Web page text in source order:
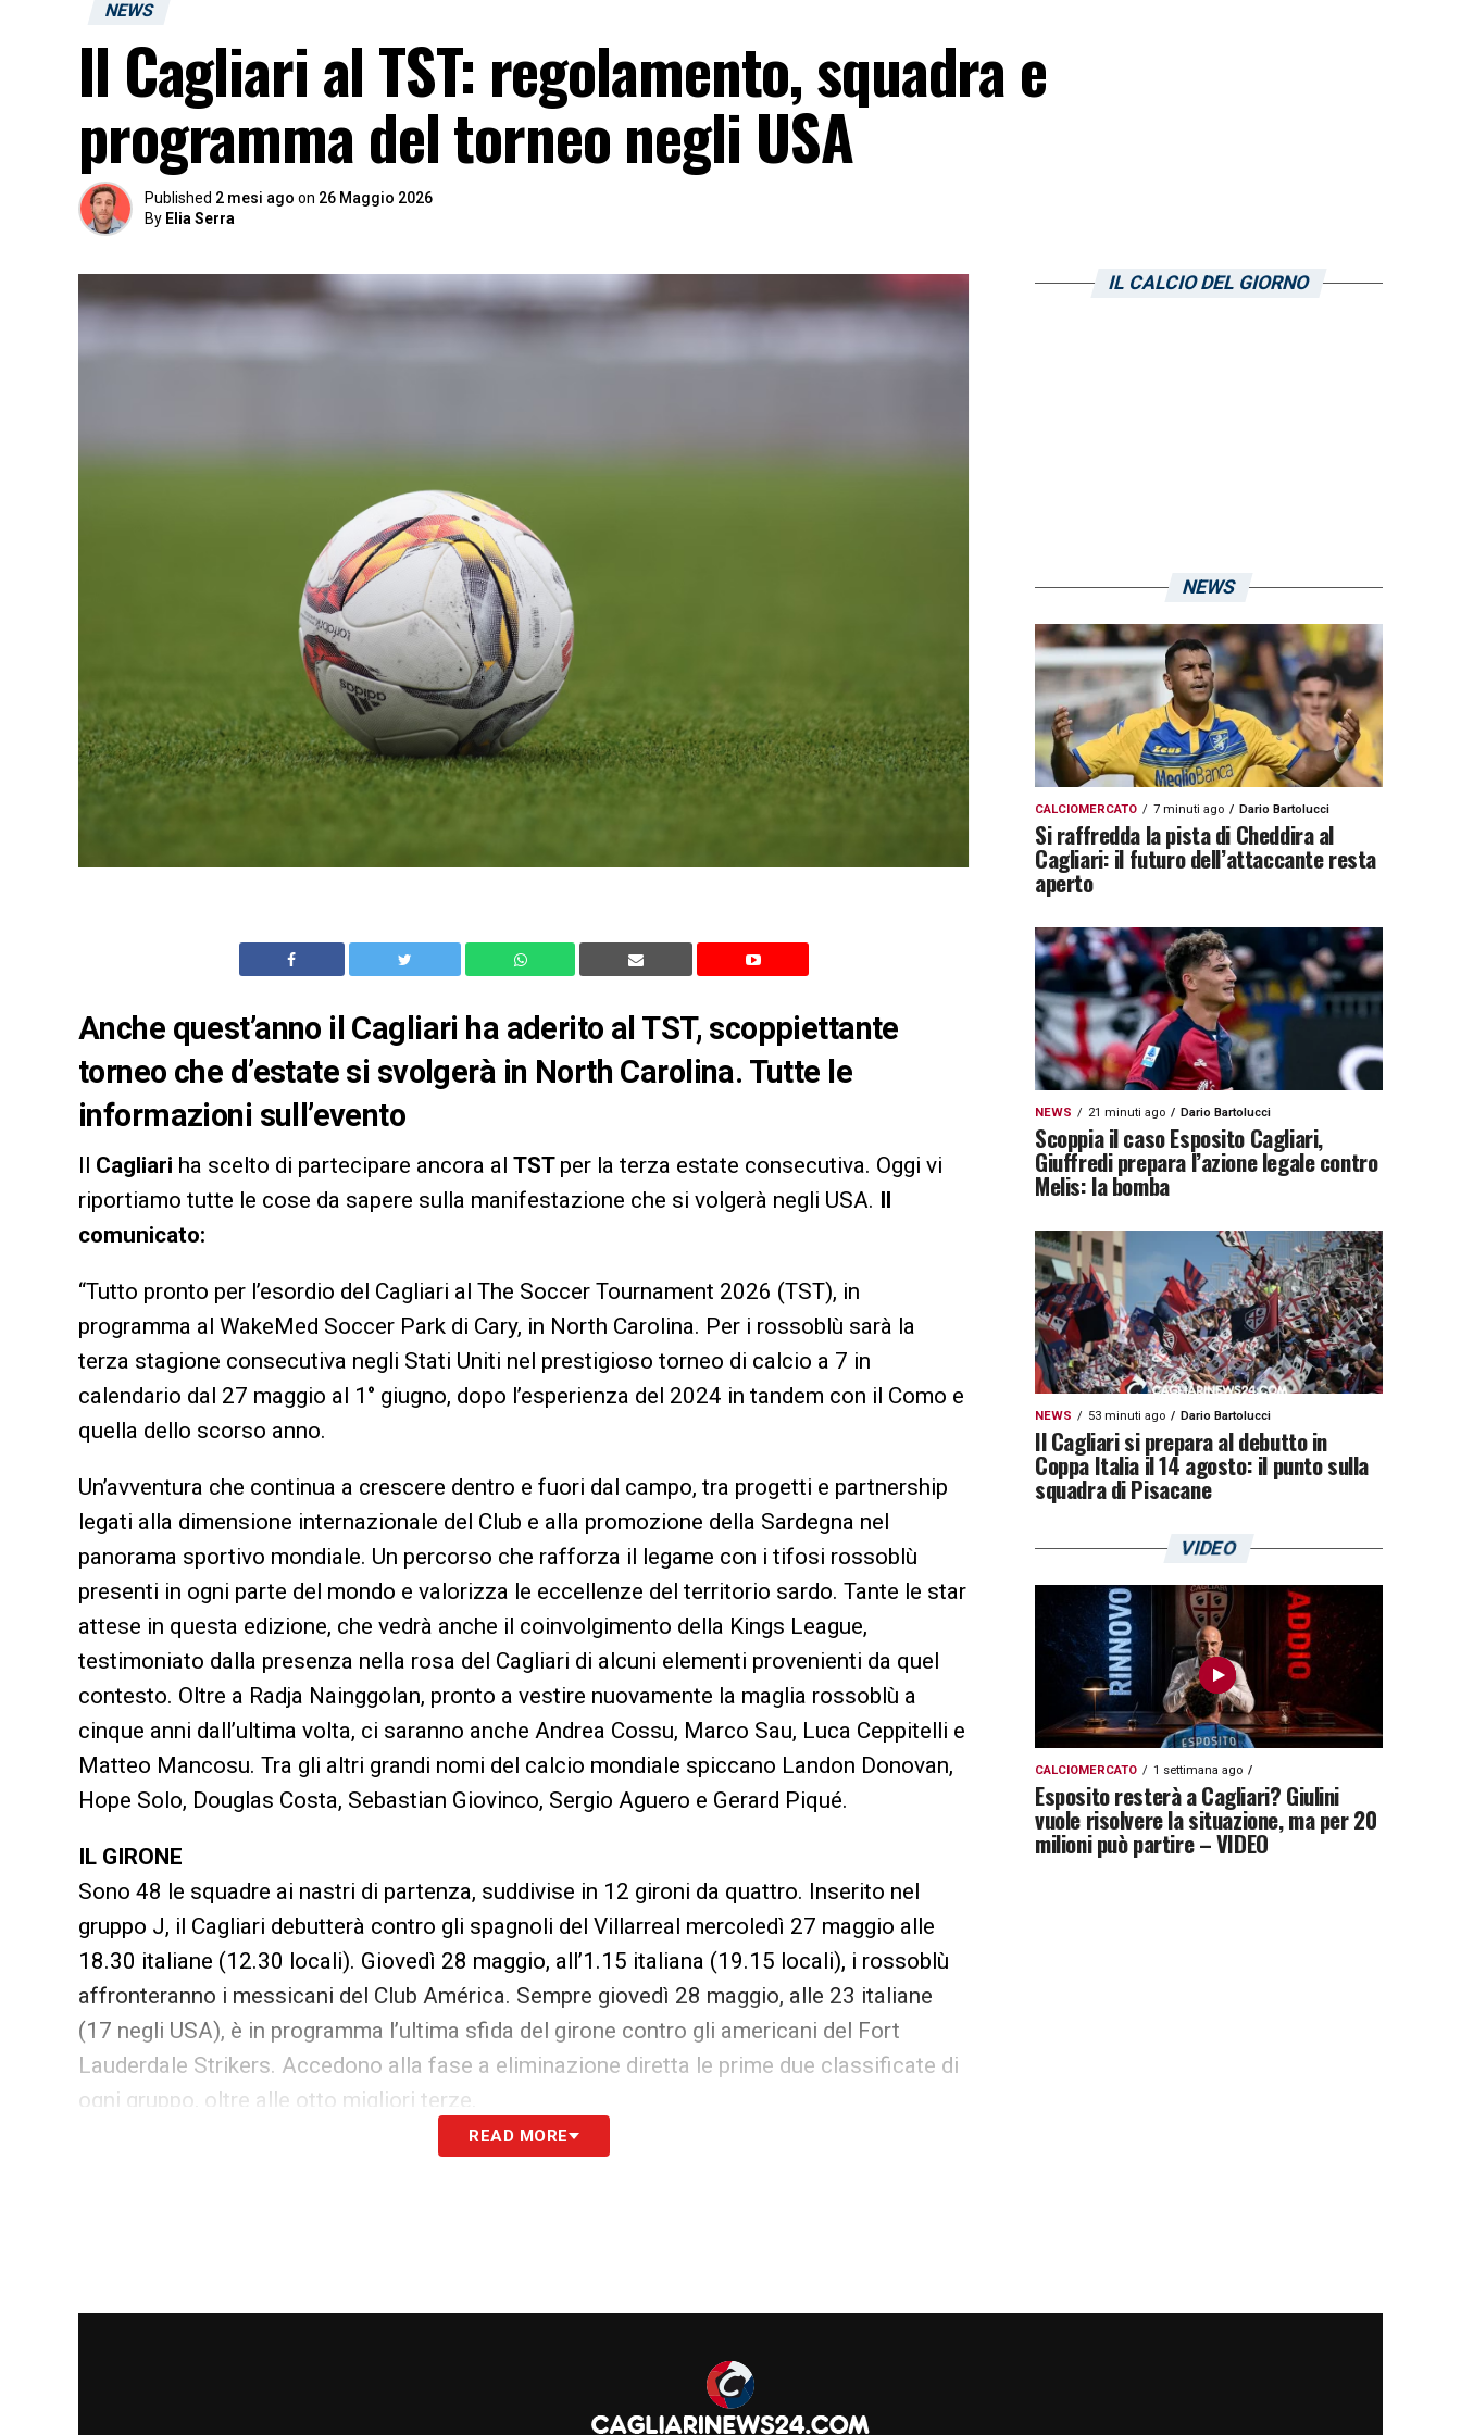
NEWS
Il Cagliari al TST: regolamento, squadra e
programma del torneo negli USA
Published 2 mesi ago on 26 Maggio 2026
By Elia Serra
Anche quest’anno il Cagliari ha aderito al TST, scoppiettante
torneo che d’estate si svolgerà in North Carolina. Tutte le
informazioni sull’evento
Il Cagliari ha scelto di partecipare ancora al TST per la terza estate consecutiva. Oggi vi
riportiamo tutte le cose da sapere sulla manifestazione che si volgerà negli USA. Il
comunicato:
“Tutto pronto per l’esordio del Cagliari al The Soccer Tournament 2026 (TST), in
programma al WakeMed Soccer Park di Cary, in North Carolina. Per i rossoblù sarà la
terza stagione consecutiva negli Stati Uniti nel prestigioso torneo di calcio a 7 in
calendario dal 27 maggio al 1° giugno, dopo l’esperienza del 2024 in tandem con il Como e
quella dello scorso anno.
Un’avventura che continua a crescere dentro e fuori dal campo, tra progetti e partnership
legati alla dimensione internazionale del Club e alla promozione della Sardegna nel
panorama sportivo mondiale. Un percorso che rafforza il legame con i tifosi rossoblù
presenti in ogni parte del mondo e valorizza le eccellenze del territorio sardo. Tante le star
attese in questa edizione, che vedrà anche il coinvolgimento della Kings League,
testimoniato dalla presenza nella rosa del Cagliari di alcuni elementi provenienti da quel
contesto. Oltre a Radja Nainggolan, pronto a vestire nuovamente la maglia rossoblù a
cinque anni dall’ultima volta, ci saranno anche Andrea Cossu, Marco Sau, Luca Ceppitelli e
Matteo Mancosu. Tra gli altri grandi nomi del calcio mondiale spiccano Landon Donovan,
Hope Solo, Douglas Costa, Sebastian Giovinco, Sergio Aguero e Gerard Piqué.
IL GIRONE
Sono 48 le squadre ai nastri di partenza, suddivise in 12 gironi da quattro. Inserito nel
gruppo J, il Cagliari debutterà contro gli spagnoli del Villarreal mercoledì 27 maggio alle
18.30 italiane (12.30 locali). Giovedì 28 maggio, all’1.15 italiana (19.15 locali), i rossoblù
affronteranno i messicani del Club América. Sempre giovedì 28 maggio, alle 23 italiane
(17 negli USA), è in programma l’ultima sfida del girone contro gli americani del Fort
Lauderdale Strikers. Accedono alla fase a eliminazione diretta le prime due classificate di
ogni gruppo, oltre alle otto migliori terze.
canale YouTube del TST (Clicca qui)
READ MORE
IL CALCIO DEL GIORNO
NEWS
CALCIOMERCATO 7 minuti ago Dario Bartolucci
Si raffredda la pista di Cheddira al
Cagliari: il futuro dell’attaccante resta
aperto
NEWS 21 minuti ago Dario Bartolucci
Scoppia il caso Esposito Cagliari,
Giuffredi prepara l’azione legale contro
Melis: la bomba
NEWS 53 minuti ago Dario Bartolucci
Il Cagliari si prepara al debutto in
Coppa Italia il 14 agosto: il punto sulla
squadra di Pisacane
VIDEO
CALCIOMERCATO 1 settimana ago
Esposito resterà a Cagliari? Giulini
vuole risolvere la situazione, ma per 20
milioni può partire – VIDEO